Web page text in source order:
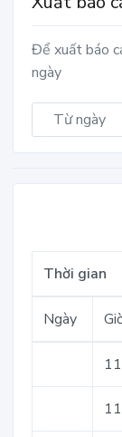
Để xuất báo
ngày
Thời gian
Ngày